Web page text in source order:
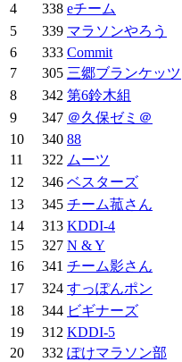
4
338 eチーム
5
339 マラソンやろう
6
333 Commit
7
305 三郷ブランケッツ
8
342 第6鈴木組
9
347 ＠久保ゼミ＠
10
340 88
11
322 ムーツ
12
346 ベスターズ
13
345 チーム菰さん
14
313 KDDI-4
15
327 N & Y
16
341 チーム影さん
17
324 すっぽんポン
18
344 ビギナーズ
19
312 KDDI-5
20
332 ぽけマラソン部